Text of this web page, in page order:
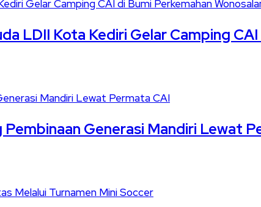
LDII Kota Kediri Gelar Camping
Generasi Mandiri Lewat